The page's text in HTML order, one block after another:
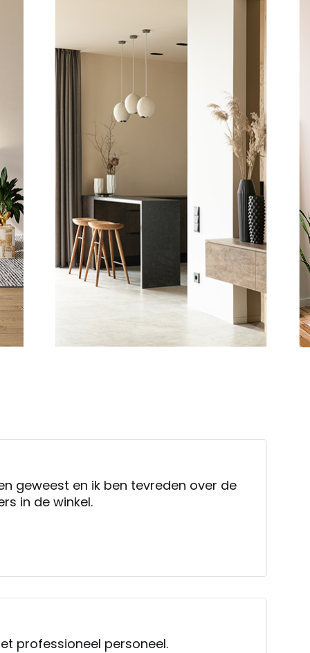
geweest en ik ben tevreden over de
in de winkel.
professioneel personeel.